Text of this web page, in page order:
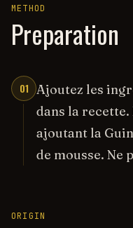
METHOD
Preparation
01 Ajoutez les
dans la
ajoutant la
de mousse. Ne
ORIGIN